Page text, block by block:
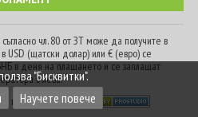
чл. 80 от ЗТ може да получите в
USD (щатски долар) или € (евро) се
в деня на плащането и се заплащат
в лева.
права запазени
"Бисквитки".
Научете повече